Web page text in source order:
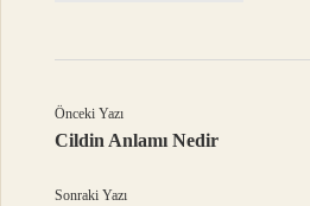
Önceki Yazı
Cildin Anlamı Nedir
Sonraki Yazı